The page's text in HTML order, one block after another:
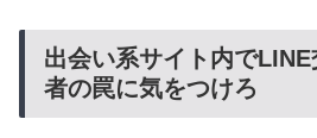
出会い系サイト内で
者の罠に気をつけろ